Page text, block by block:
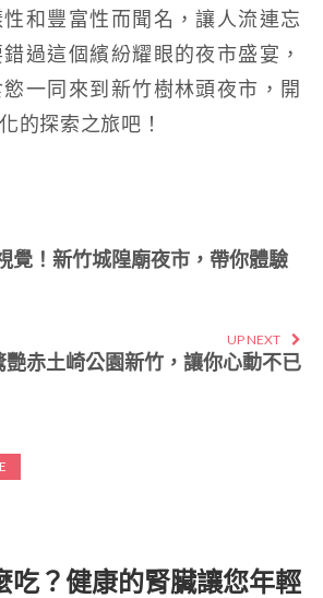
和豐富性而聞名，讓人流連忘
過這個繽紛耀眼的夜市盛宴，
一同來到新竹樹林頭夜市，開
的探索之旅吧！
覺！新竹城隍廟夜市，帶你體驗
UP NEXT
艷赤土崎公園新竹，讓你心動不已
吃？健康的腎臟讓您年輕